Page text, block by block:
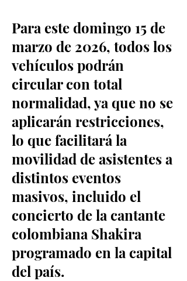
Para este domingo 15 de
marzo de 2026, todos los
vehículos podrán
circular con total
normalidad, ya que no se
aplicarán restricciones,
lo que facilitará la
movilidad de asistentes a
distintos eventos
masivos, incluido el
concierto de la cantante
colombiana Shakira
programado en la capital
del país.